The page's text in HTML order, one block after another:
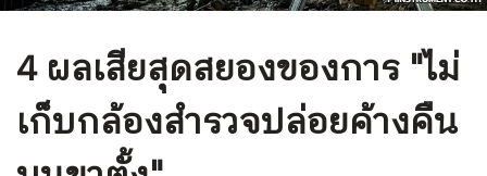
4 ผลเสียสุดสยองของการ "ไม่
เก็บกล้องสำรวจปล่อยค้างคืน